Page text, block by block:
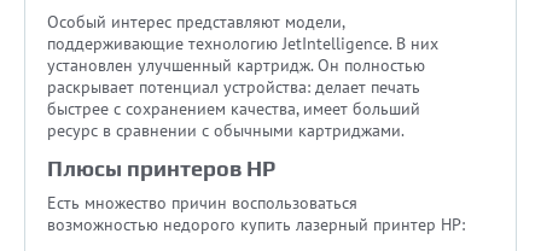
Особый интерес представляют модели,
поддерживающие технологию JetIntelligence. В них
установлен улучшенный картридж. Он полностью
раскрывает потенциал устройства: делает печать
быстрее с сохранением качества, имеет больший
ресурс в сравнении с обычными картриджами.
Плюсы принтеров HP
Есть множество причин воспользоваться
возможностью недорого купить лазерный принтер HP: